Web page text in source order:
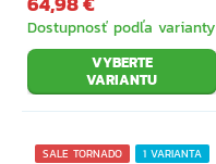
Dostupnosť podľa varianty
VYBERTE
VARIANTU
SALE TORNADO
1 VARIANTA